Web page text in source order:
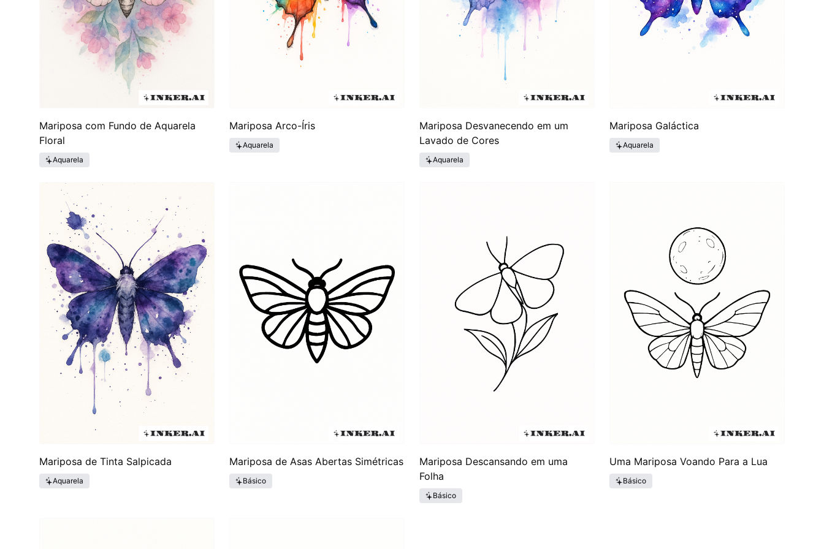
Mariposa com Fundo de Aquarela
Floral
Aquarela
Mariposa Arco-Íris
Aquarela
Mariposa Desvanecendo em um
Lavado de Cores
Aquarela
Mariposa Galáctica
Aquarela
Mariposa de Tinta Salpicada
Aquarela
Mariposa de Asas Abertas Simétricas
Básico
Mariposa Descansando em uma
Folha
Básico
Uma Mariposa Voando Para a Lua
Básico